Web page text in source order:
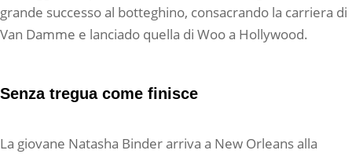
grande successo al botteghino, consacrando la carriera di
Van Damme e lanciado quella di Woo a Hollywood.
Senza tregua come finisce
La giovane Natasha Binder arriva a New Orleans alla